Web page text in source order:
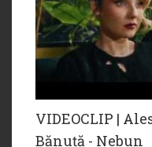
VIDEOCLIP |
Bănuță - Nebun